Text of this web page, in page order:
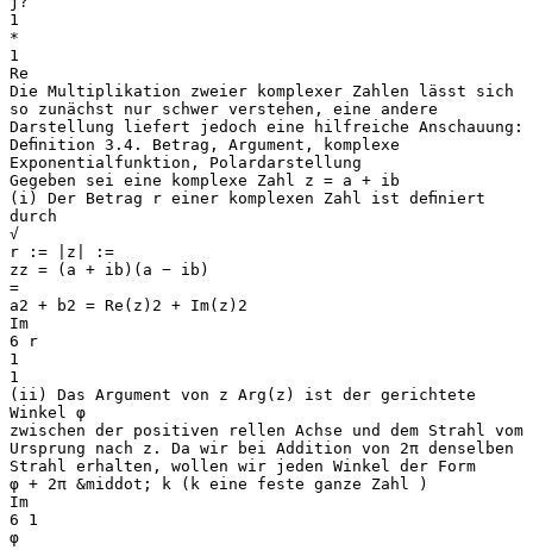
1
*
1
Re
Die Multiplikation zweier komplexer Zahlen lässt sich
so zunächst nur schwer verstehen, eine andere
Darstellung liefert jedoch eine hilfreiche Anschauung:
Deﬁnition 3.4. Betrag, Argument, komplexe
Exponentialfunktion, Polardarstellung
Gegeben sei eine komplexe Zahl z = a + ib
(i) Der Betrag r einer komplexen Zahl ist deﬁniert
durch
√
r := |z| :=
zz = (a + ib)(a − ib)
=
a2 + b2 = Re(z)2 + Im(z)2
Im
6 r
1
1
(ii) Das Argument von z Arg(z) ist der gerichtete
Winkel φ
zwischen der positiven rellen Achse und dem Strahl vom
Ursprung nach z. Da wir bei Addition von 2π denselben
Strahl erhalten, wollen wir jeden Winkel der Form
φ + 2π &middot; k (k eine feste ganze Zahl )
Im
6 1
φ